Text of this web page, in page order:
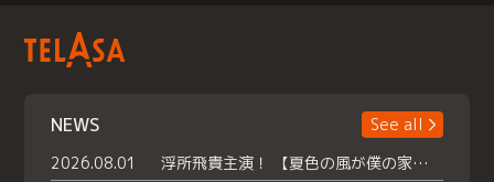
NEWS
See all
2026.08.01
浮所飛貴主演！ 【夏色の風が僕の家にやってきた】 本日よりテラサで独占配信スタート！